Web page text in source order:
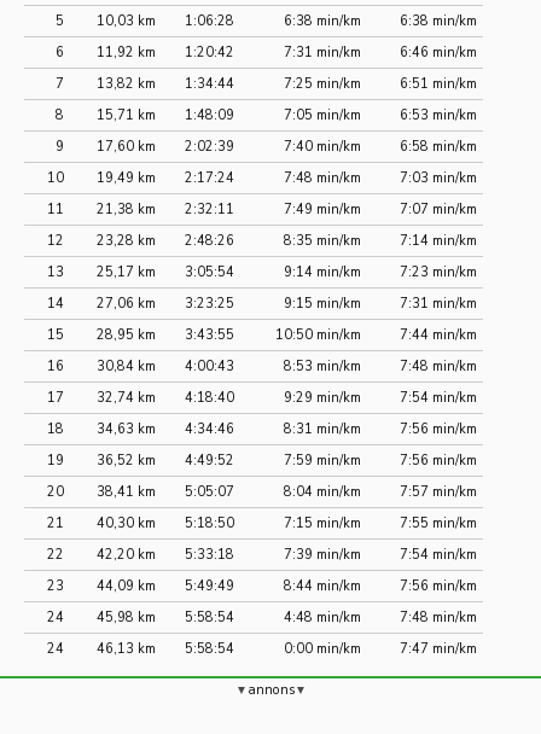
5
10,03 km 1:06:28 6:38 min/km
6:38 min/km
6
11,92 km 1:20:42 7:31 min/km
6:46 min/km
7
13,82 km 1:34:44 7:25 min/km
6:51 min/km
8
15,71 km 1:48:09 7:05 min/km
6:53 min/km
9
17,60 km 2:02:39 7:40 min/km
6:58 min/km
10
19,49 km 2:17:24 7:48 min/km
7:03 min/km
11
21,38 km 2:32:11 7:49 min/km
7:07 min/km
12
23,28 km 2:48:26 8:35 min/km
7:14 min/km
13
25,17 km 3:05:54 9:14 min/km
7:23 min/km
14
27,06 km 3:23:25 9:15 min/km
7:31 min/km
15
28,95 km 3:43:55 10:50 min/km
7:44 min/km
16
30,84 km 4:00:43 8:53 min/km
7:48 min/km
17
32,74 km 4:18:40 9:29 min/km
7:54 min/km
18
34,63 km 4:34:46 8:31 min/km
7:56 min/km
19
36,52 km 4:49:52 7:59 min/km
7:56 min/km
20
38,41 km 5:05:07 8:04 min/km
7:57 min/km
21
40,30 km 5:18:50 7:15 min/km
7:55 min/km
22
42,20 km 5:33:18 7:39 min/km
7:54 min/km
23
44,09 km 5:49:49 8:44 min/km
7:56 min/km
24
45,98 km 5:58:54 4:48 min/km
7:48 min/km
24
46,13 km 5:58:54 0:00 min/km 7:47 min/km
annons